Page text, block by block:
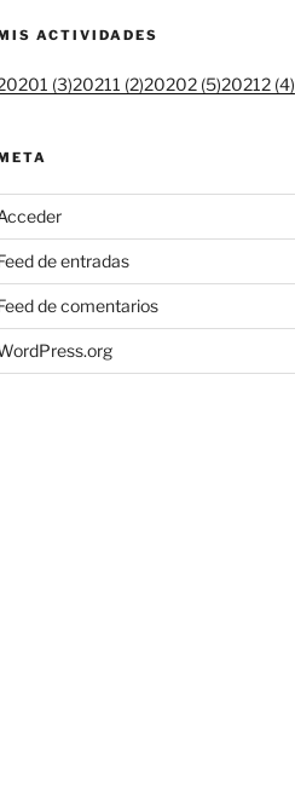
ACTIVIDADES
(3)20211 (2)20202 (5)20212 (4)
de entradas
de comentarios